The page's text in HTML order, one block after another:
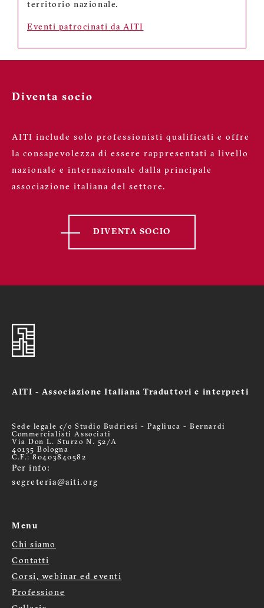
territorio nazionale.
Eventi patrocinati da AITI
Diventa socio
AITI include solo professionisti qualificati e offre
la consapevolezza di essere rappresentati a livello
nazionale e internazionale dalla principale
associazione italiana del settore.
DIVENTA SOCIO
AITI - Associazione Italiana Traduttori e interpreti
Sede legale c/o Studio Budriesi - Pagliuca - Bernardi
Commercialisti Associati
Via Don L. Sturzo N. 52/A
40135 Bologna
C.F.: 80403840582
Per info:
segreteria@aiti.org
Menu
Menù
footer
Chi siamo
Contatti
Corsi, webinar ed eventi
Professione